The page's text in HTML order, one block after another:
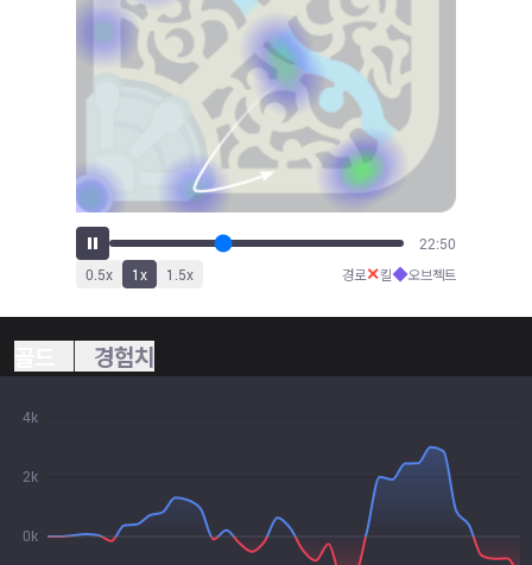
25:07
0.5x 1x 1.5x 경로✕킬◆오브젝트
경험치
0k
2k
4k